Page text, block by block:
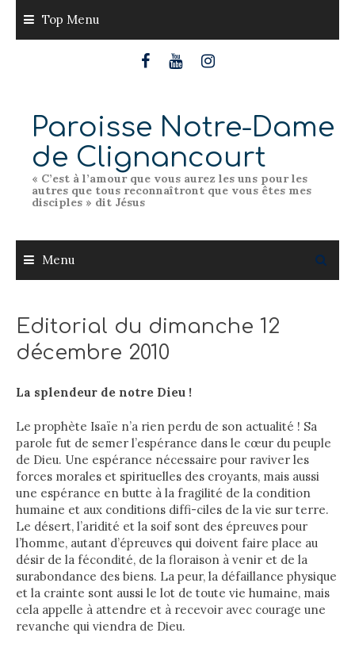
content
Top Menu
Paroisse Notre-Dame
de Clignancourt
« C’est à l’amour que vous aurez les uns pour les
autres que tous reconnaîtront que vous êtes mes
disciples » dit Jésus
Menu
Editorial du dimanche 12
décembre 2010
La splendeur de notre Dieu !
Le prophète Isaïe n’a rien perdu de son actualité ! Sa
parole fut de semer l’espérance dans le cœur du peuple
de Dieu. Une espérance nécessaire pour raviver les
forces morales et spirituelles des croyants, mais aussi
une espérance en butte à la fragilité de la condition
humaine et aux conditions diffi-ciles de la vie sur terre.
Le désert, l’aridité et la soif sont des épreuves pour
l’homme, autant d’épreuves qui doivent faire place au
désir de la fécondité, de la floraison à venir et de la
surabondance des biens. La peur, la défaillance physique
et la crainte sont aussi le lot de toute vie humaine, mais
cela appelle à attendre et à recevoir avec courage une
revanche qui viendra de Dieu.